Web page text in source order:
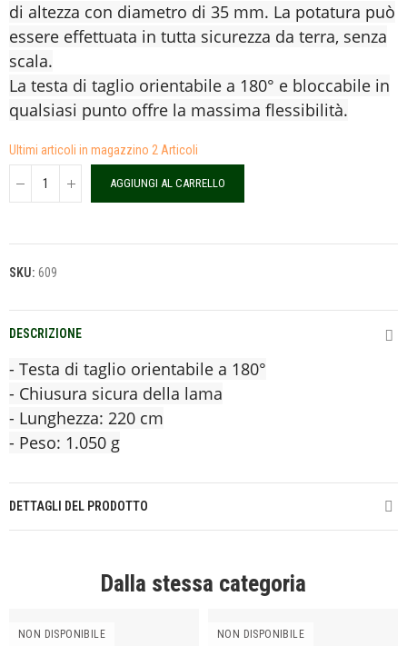
di altezza con diametro di 35 mm. La potatura può
essere effettuata in tutta sicurezza da terra, senza
scala.
La testa di taglio orientabile a 180° e bloccabile in
qualsiasi punto offre la massima flessibilità.
Ultimi articoli in magazzino 2 Articoli
AGGIUNGI AL CARRELLO
SKU: 609
DESCRIZIONE
- Testa di taglio orientabile a 180°
- Chiusura sicura della lama
- Lunghezza: 220 cm
- Peso: 1.050 g
DETTAGLI DEL PRODOTTO
Dalla stessa categoria
NON DISPONIBILE NON DISPONIBILE